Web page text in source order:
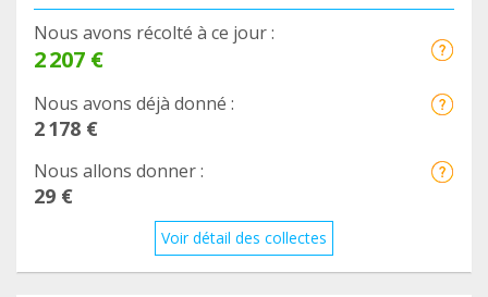
Nous avons récolté à ce jour :
2 207 €
Nous avons déjà donné :
2 178 €
Nous allons donner :
29 €
Voir détail des collectes